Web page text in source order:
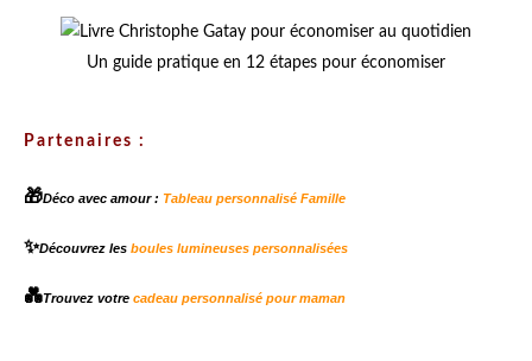
Un guide pratique en 12 étapes pour économiser
Partenaires :
🎁Déco avec amour : Tableau personnalisé Famille
✨Découvrez les boules lumineuses personnalisées
💑Trouvez votre cadeau personnalisé pour maman